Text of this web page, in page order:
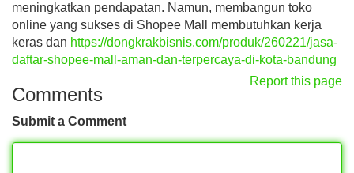
meningkatkan pendapatan. Namun, membangun toko
online yang sukses di Shopee Mall membutuhkan kerja
keras dan https://dongkrakbisnis.com/produk/260221/jasa-
daftar-shopee-mall-aman-dan-terpercaya-di-kota-bandung
Report this page
Comments
Submit a Comment